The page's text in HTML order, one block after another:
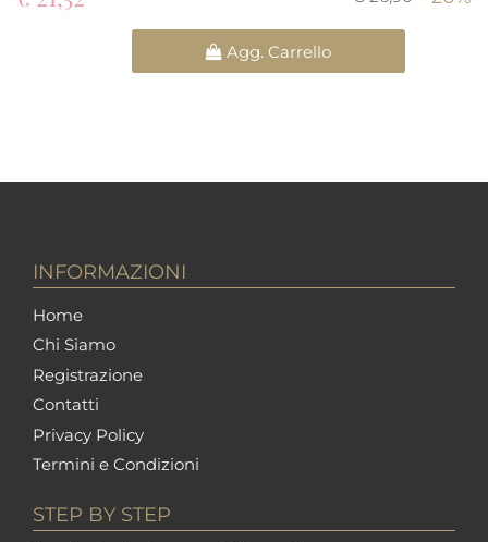
Agg. Carrello
INFORMAZIONI
Home
Chi Siamo
Registrazione
Contatti
Privacy Policy
Termini e Condizioni
STEP BY STEP